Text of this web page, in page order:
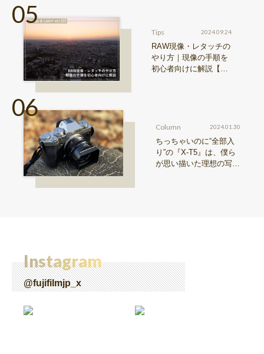
Tips 2024.09.24
RAW現像・レタッチの
やり方｜現像の手順を
初心者向けに解説【Sn
Column 2024.01.30
ちっちゃいのに“全部入
り”の『X-T5』は、僕ら
が思い描いた理想の写真
Instagram
@fujifilmjp_x